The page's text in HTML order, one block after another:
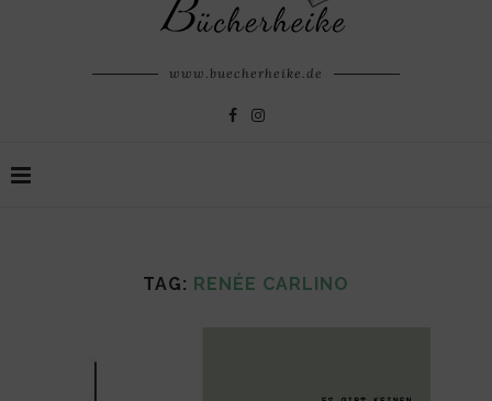
www.buecherheike.de
TAG: RENÉE CARLINO